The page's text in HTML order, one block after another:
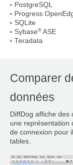
PostgreSQL
Progress
SQLite
Sybase®ASE
Teradata
Comparer
données
DiffDog affiche
une représentation
de connexion pour
tables.